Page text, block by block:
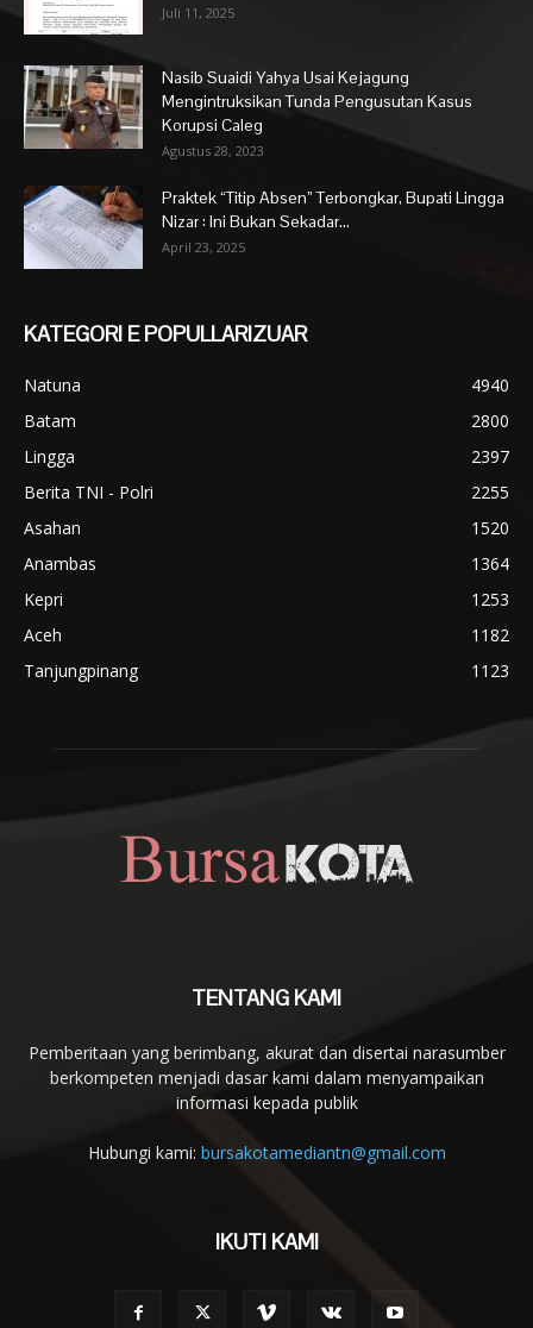
Juli 11, 2025
Nasib Suaidi Yahya Usai Kejagung
Mengintruksikan Tunda Pengusutan Kasus
Korupsi Caleg
Agustus 28, 2023
Praktek “Titip Absen” Terbongkar, Bupati Lingga
Nizar : Ini Bukan Sekadar...
April 23, 2025
KATEGORI E POPULLARIZUAR
Natuna
4940
Batam
2800
Lingga
2397
Berita TNI - Polri
2255
Asahan
1520
Anambas
1364
Kepri
1253
Aceh
1182
Tanjungpinang
1123
TENTANG KAMI
Pemberitaan yang berimbang, akurat dan disertai narasumber
berkompeten menjadi dasar kami dalam menyampaikan
informasi kepada publik
Hubungi kami: bursakotamediantn@gmail.com
IKUTI KAMI